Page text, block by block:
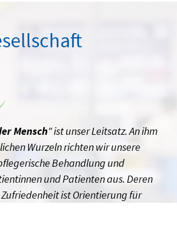
Mensch" ist unser Leitsatz. An ihm
Wurzeln richten wir unsere
Behandlung und
und Patienten aus. Deren
ist Orientierung für